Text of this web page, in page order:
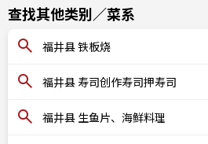
查找其他类别／菜系
福井县 铁板烧
福井县 寿司创作寿司押寿司
福井县 生鱼片、海鲜料理